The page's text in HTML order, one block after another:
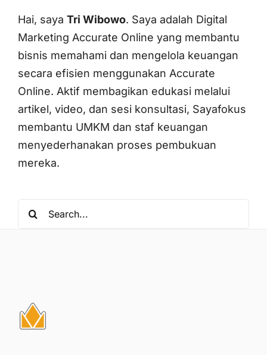
Hai, saya Tri Wibowo. Saya adalah Digital
Marketing Accurate Online yang membantu
bisnis memahami dan mengelola keuangan
secara efisien menggunakan Accurate
Online. Aktif membagikan edukasi melalui
artikel, video, dan sesi konsultasi, Sayafokus
membantu UMKM dan staf keuangan
menyederhanakan proses pembukuan
mereka.
Search